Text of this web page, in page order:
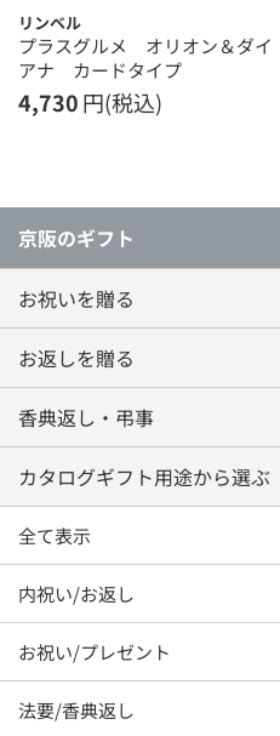
リンベル
プラスグルメ オリオン＆ダイ
アナ カードタイプ
4,730円(税込)
京阪のギフト
お祝いを贈る
お返しを贈る
香典返し・弔事
カタログギフト用途から選ぶ
全て表示
内祝い/お返し
お祝い/プレゼント
法要/香典返し